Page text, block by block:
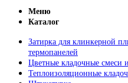
Меню
Каталог
Затирка для клинкерной
термопанелей
Цветные кладочные смеси
Теплоизоляционные